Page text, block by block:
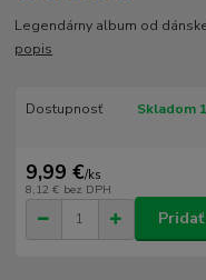
Legendárny album od
popis
Dostupnosť Skladom
9,99 €/ks
8,12 € bez DPH